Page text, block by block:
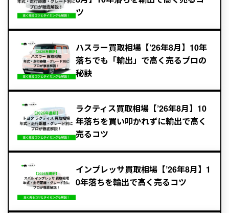
ツ
ハスラー買取相場【’26年8月】10年
落ちでも「輸出」で高く売るプロの
秘訣
ラクティス買取相場【’26年8月】10
年落ちを買い叩かれずに輸出で高く
売るコツ
インプレッサ買取相場【’26年8月】1
0年落ちを輸出で高く売るコツ